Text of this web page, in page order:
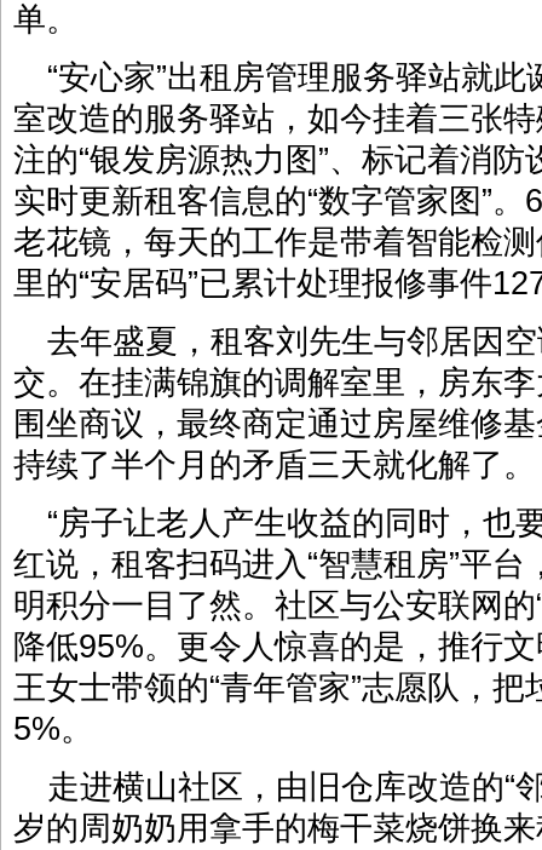
单。
“安心家”出租房管理服务驿站就
室改造的服务驿站，如今挂着三张
注的“银发房源热力图”、标记着消防
实时更新租客信息的“数字管家图”
老花镜，每天的工作是带着智能检
里的“安居码”已累计处理报修事件
去年盛夏，租客刘先生与邻居因
交。在挂满锦旗的调解室里，房东
围坐商议，最终商定通过房屋维修
持续了半个月的矛盾三天就化解了。
“房子让老人产生收益的同时，也
红说，租客扫码进入“智慧租房”平
明积分一目了然。社区与公安联网
降低95%。更令人惊喜的是，推行
王女士带领的“青年管家”志愿队，
5%。
走进横山社区，由旧仓库改造的“
岁的周奶奶用拿手的梅干菜烧饼换